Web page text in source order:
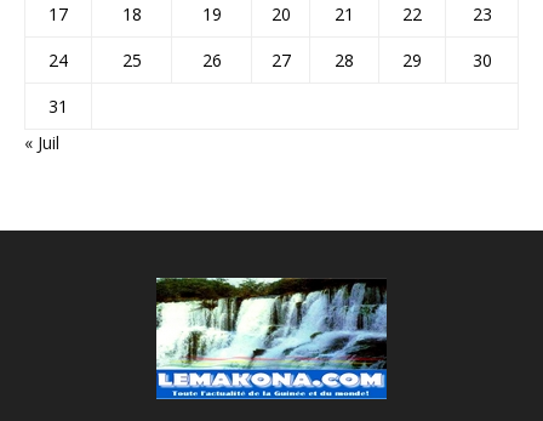
17
18 19 20 21 22
23
24
25 26 27 28 29
30
31
« Juil